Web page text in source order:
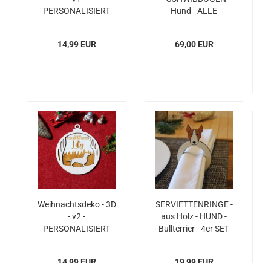
PERSONALISIERT
Stück - Ø 105mm /
14,99 EUR
Hund - ALLE
x B 39 cm
69,00 EUR
Weihnachtsdeko - 3D
- v2 -
PERSONALISIERT
SERVIETTENRINGE -
aus Holz - HUND -
Bullterrier - 4er SET